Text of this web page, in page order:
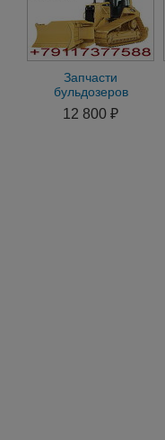
Запчасти
бульдозеров
Caterpillar D6N и
D6M
12 800 ₽